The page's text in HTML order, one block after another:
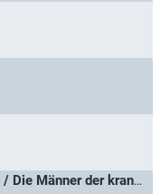
Die kranken Schwestern / Die Männer der kranken Schwestern